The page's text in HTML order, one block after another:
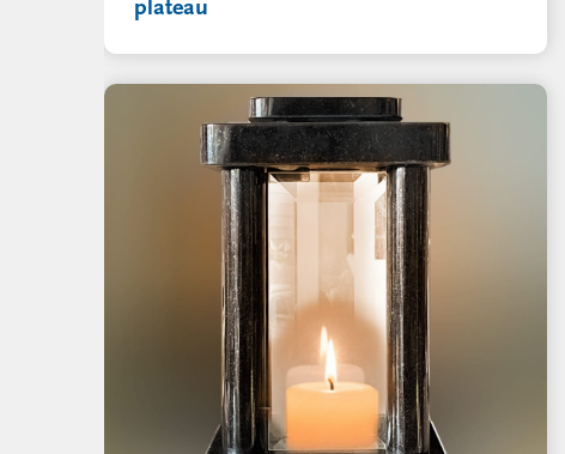
plateau